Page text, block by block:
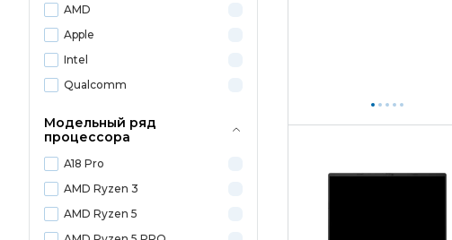
AMD
Apple
Intel
Qualcomm
Модельный ряд
процессора
A18 Pro
AMD Ryzen 3
AMD Ryzen 5